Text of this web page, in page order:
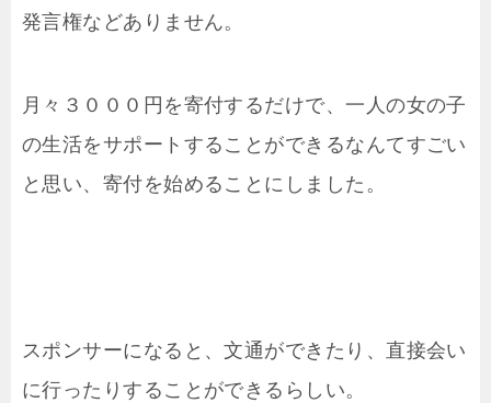
発言権などありません。
月々３０００円を寄付するだけで、一人の女の子
の生活をサポートすることができるなんてすごい
と思い、寄付を始めることにしました。
スポンサーになると、文通ができたり、直接会い
に行ったりすることができるらしい。